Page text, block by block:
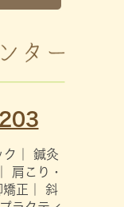
ク
鍼灸
肩こり・
正
斜